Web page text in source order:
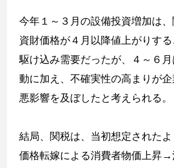
今年１～３月の設備投資増加は
資財価格が４月以降値上がりす
駆け込み需要だったが、４～６
動に加え、不確実性の高まりが
悪影響を及ぼしたと考えられる。
結局、関税は、当初想定された
価格転嫁による消費者物価上昇→